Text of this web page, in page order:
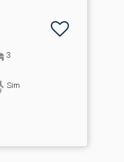
3
Sim